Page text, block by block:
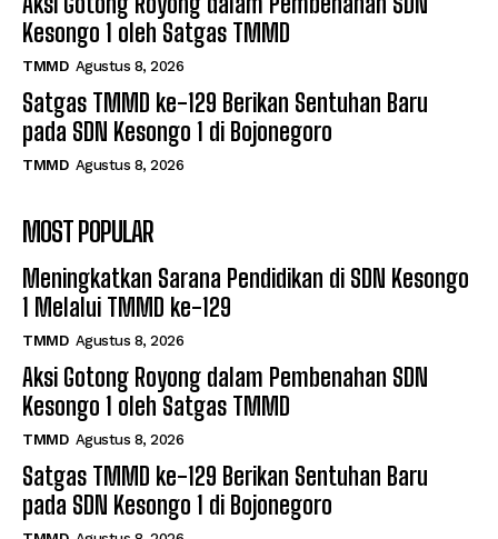
Kesongo 1 oleh Satgas TMMD
TMMD Agustus 8, 2026
Satgas TMMD ke-129 Berikan Sentuhan Baru
pada SDN Kesongo 1 di Bojonegoro
TMMD Agustus 8, 2026
MOST POPULAR
Meningkatkan Sarana Pendidikan di SDN Kesongo
1 Melalui TMMD ke-129
TMMD Agustus 8, 2026
Aksi Gotong Royong dalam Pembenahan SDN
Kesongo 1 oleh Satgas TMMD
TMMD Agustus 8, 2026
Satgas TMMD ke-129 Berikan Sentuhan Baru
pada SDN Kesongo 1 di Bojonegoro